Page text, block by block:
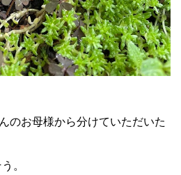
のお母様から分けていただいた
。